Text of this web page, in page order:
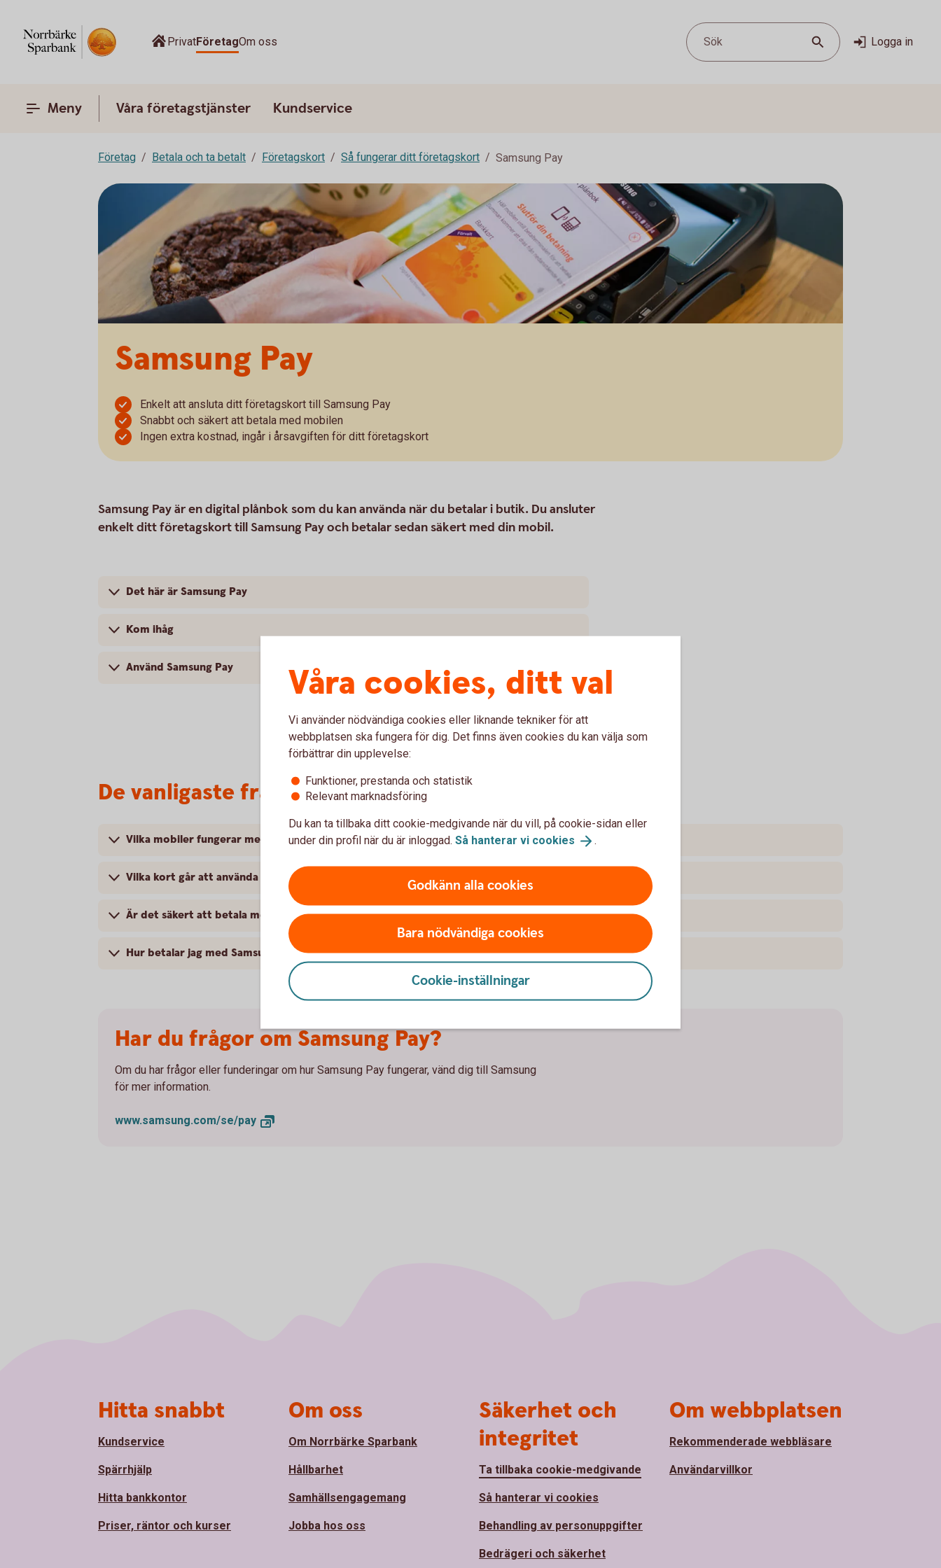
PrivatFöretagOm oss Sök Logga in
Meny Våra företagstjänster Kundservice
Företag Betala och ta betalt Företagskort Så fungerar ditt företagskort Samsung Pay
Samsung Pay
Enkelt att ansluta ditt företagskort till Samsung Pay
Snabbt och säkert att betala med mobilen
Ingen extra kostnad, ingår i årsavgiften för ditt företagskort
Samsung Pay är en digital plånbok som du kan använda när du betalar i butik. Du ansluter
enkelt ditt företagskort till Samsung Pay och betalar sedan säkert med din mobil.
Det här är Samsung Pay
Kom ihåg
Använd Samsung Pay
De vanligaste frågorna
Vilka mobiler fungerar med Samsung Pay?
Vilka kort går att använda med Samsung Pay?
Är det säkert att betala med Samsung Pay?
Hur betalar jag med Samsung Pay?
Har du frågor om Samsung Pay?
Om du har frågor eller funderingar om hur Samsung Pay fungerar, vänd dig till Samsung
för mer information.
www.samsung.com/se/pay
Våra cookies, ditt val
Vi använder nödvändiga cookies eller liknande tekniker för att
webbplatsen ska fungera för dig. Det finns även cookies du kan välja som
förbättrar din upplevelse:
Funktioner, prestanda och statistik
Relevant marknadsföring
Du kan ta tillbaka ditt cookie-medgivande när du vill, på cookie-sidan eller
under din profil när du är inloggad. Så hanterar vi cookies .
Godkänn alla cookies
Bara nödvändiga cookies
Cookie-inställningar
Hitta snabbt
Kundservice
Spärrhjälp
Hitta bankkontor
Priser, räntor och kurser
Om oss
Om Norrbärke Sparbank
Hållbarhet
Samhällsengagemang
Jobba hos oss
Säkerhet och
integritet
Ta tillbaka cookie-medgivande
Så hanterar vi cookies
Behandling av personuppgifter
Bedrägeri och säkerhet
Om webbplatsen
Rekommenderade webbläsare
Användarvillkor